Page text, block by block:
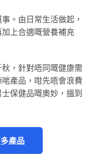
。由日常生活做起，
上合適嘅營養補充
，針對唔同嘅健康需
產品，咁先唔會浪費
保健品嘅奧妙，搵到
產品